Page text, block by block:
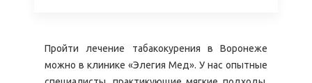
Пройти лечение табакокурения в Воронеже
можно в клинике «Элегия Мед». У нас опытные